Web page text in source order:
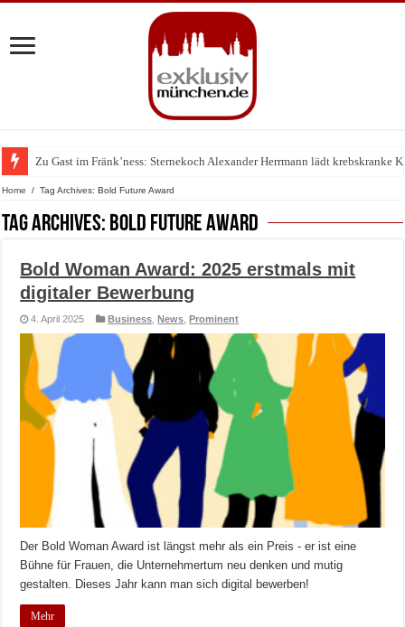
Zu Gast im Fränk’ness: Sternekoch Alexander Herrmann lädt krebskranke
Warum München gerade zum Treffpunkt der Lingerie-Branche wurde
Home / Tag Archives: Bold Future Award
Tag Archives: Bold Future Award
Bold Woman Award: 2025 erstmals mit
digitaler Bewerbung
4. April 2025 Business ,News ,Prominent
Der Bold Woman Award ist längst mehr als ein Preis - er ist eine
Bühne für Frauen, die Unternehmertum neu denken und mutig
gestalten. Dieses Jahr kann man sich digital bewerben!
Mehr